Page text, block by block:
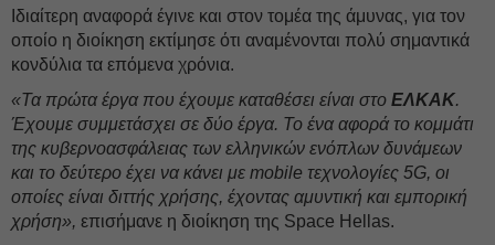
Ιδιαίτερη αναφορά έγινε και στον τομέα της άμυνας, για τον
οποίο η διοίκηση εκτίμησε ότι αναμένονται πολύ σημαντικά
κονδύλια τα επόμενα χρόνια.
«Τα πρώτα έργα που έχουμε καταθέσει είναι στο ΕΛΚΑΚ.
Έχουμε συμμετάσχει σε δύο έργα. Το ένα αφορά το κομμάτι
της κυβερνοασφάλειας των ελληνικών ενόπλων δυνάμεων
και το δεύτερο έχει να κάνει με mobile τεχνολογίες 5G, οι
οποίες είναι διττής χρήσης, έχοντας αμυντική και εμπορική
χρήση», επισήμανε η διοίκηση της Space Hellas.